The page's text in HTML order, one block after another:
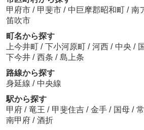
甲府市 / 甲斐市 / 中巨摩郡昭和町 / 南
笛吹市
町名から探す
上今井町 / 下小河原町 / 河西 / 中央 /
下今井 / 西条 / 島上条
路線から探す
身延線 / 中央線
駅から探す
甲府 / 竜王 / 甲斐住吉 / 金手 / 国母 /
南甲府 / 酒折